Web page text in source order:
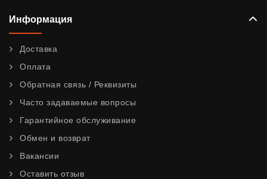
Информация
Доставка
Оплата
Обратная связь / Реквизиты
Часто задаваемые вопросы
Гарантийное обслуживание
Обмен и возврат
Вакансии
Оставить отзыв